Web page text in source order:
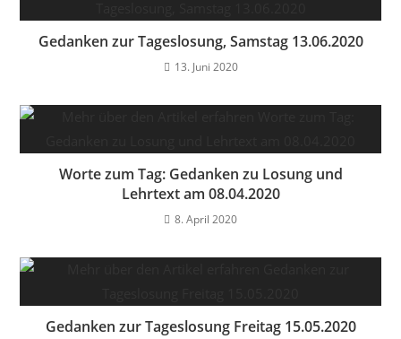
Gedanken zur Tageslosung, Samstag 13.06.2020
13. Juni 2020
Worte zum Tag: Gedanken zu Losung und
Lehrtext am 08.04.2020
8. April 2020
Gedanken zur Tageslosung Freitag 15.05.2020